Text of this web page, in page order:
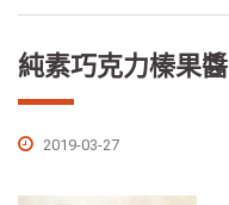
純素巧克力榛果醬
2019-03-27